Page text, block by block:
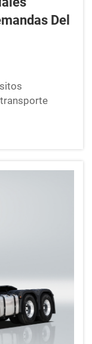
Del
de cargas,
hasta
la
operativos